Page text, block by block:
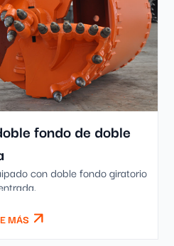
fondo de doble
con doble fondo giratorio
MÁS